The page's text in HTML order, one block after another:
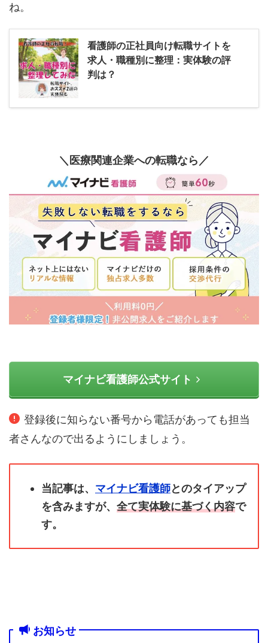
ね。
看護師の正社員向け転職サイトを
求人・職種別に整理：実体験の評
判は？
＼医療関連企業への転職なら／
マイナビ看護師公式サイト
登録後に知らない番号から電話があっても担当
者さんなので出るようにしましょう。
当記事は、 マイナビ看護師とのタイアップ
を含みますが、 全て実体験に基づく内容で
す。
お知らせ